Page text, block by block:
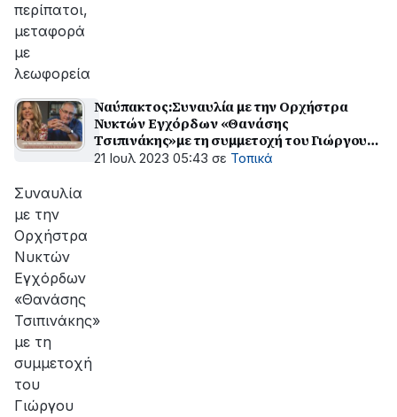
περίπατοι,
μεταφορά
με
λεωφορεία
Ναύπακτος:Συναυλία με την Ορχήστρα
Νυκτών Εγχόρδων «Θανάσης
Τσιπινάκης»με τη συμμετοχή του Γιώργου
Ανδρέου και την ερμηνεία της Ελένης
21 Ιουλ 2023 05:43 σε Τοπικά
Συναυλία
με την
Ορχήστρα
Νυκτών
Εγχόρδων
«Θανάσης
Τσιπινάκης»
με τη
συμμετοχή
του
Γιώργου